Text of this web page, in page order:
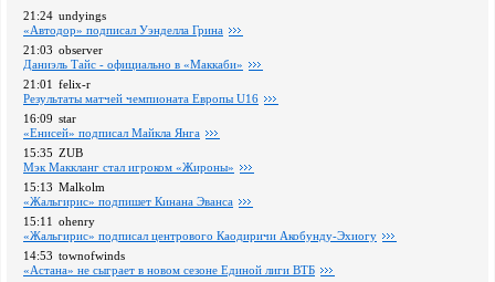
21:24 undyings
«Автодор» подписал Уэнделла Грина
21:03 observer
Даниэль Тайс - официально в «Маккаби»
21:01 felix-r
Pезультаты матчей чемпионата Европы U16
16:09 star
«Енисей» подписал Майкла Янга
15:35 ZUB
Мэк Маккланг стал игроком «Жироны»
15:13 Malkolm
«Жальгирис» подпишет Кинана Эванса
15:11 ohenry
«Жальгирис» подписал центрового Каодиричи Акобунду-Эхиогу
14:53 townofwinds
«Астана» не сыграет в новом сезоне Единой лиги ВТБ